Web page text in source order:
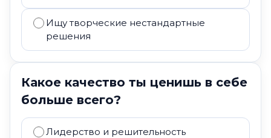
Ищу творческие нестандартные
решения
Какое качество ты ценишь в себе
больше всего?
Лидерство и решительность